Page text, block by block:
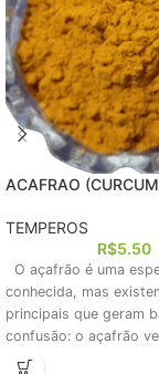
ACAFRAO
TEMPEROS
R$5.50
O açafrão é uma
conhecida, mas
principais que geram
confusão: o açafrão